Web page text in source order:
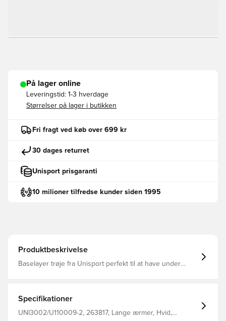
På lager online
Leveringstid: 1-3 hverdage
Størrelser på lager i butikken
Fri fragt ved køb over 699 kr
30 dages returret
Unisport prisgaranti
10 milioner tilfredse kunder siden 1995
Produktbeskrivelse
Baselayer trøje fra Unisport perfekt til at have under
flatlock sømme for at mindske gnidninger og hudirritation,
og samtidig give dig den maksimale komfort Fremstillet i
92% polyester og 8% elastan.
Specifikationer
UNI3002/U110009-2, 263817, Lange ærmer, Hvid,